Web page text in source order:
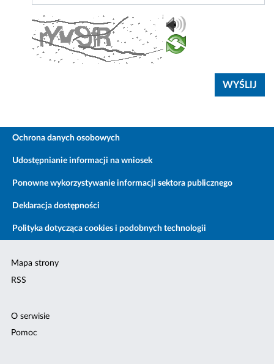
Ochrona danych osobowych
Udostępnianie informacji na wniosek
Ponowne wykorzystywanie informacji sektora publicznego
Deklaracja dostępności
Polityka dotycząca cookies i podobnych technologii
Mapa strony
RSS
O serwisie
Pomoc